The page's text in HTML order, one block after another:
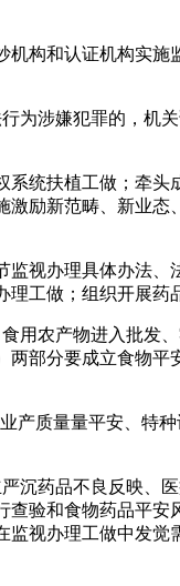
构和认证机构实施
涉嫌犯罪的，机
统扶植工做；牵头
励新范畴、新业
视办理具体办法、
工做；组织开展药
农产物进入批发
部分要成立食物
质量量平安、特种
药品不良反映、医
验和食物药品平
视办理工做中发